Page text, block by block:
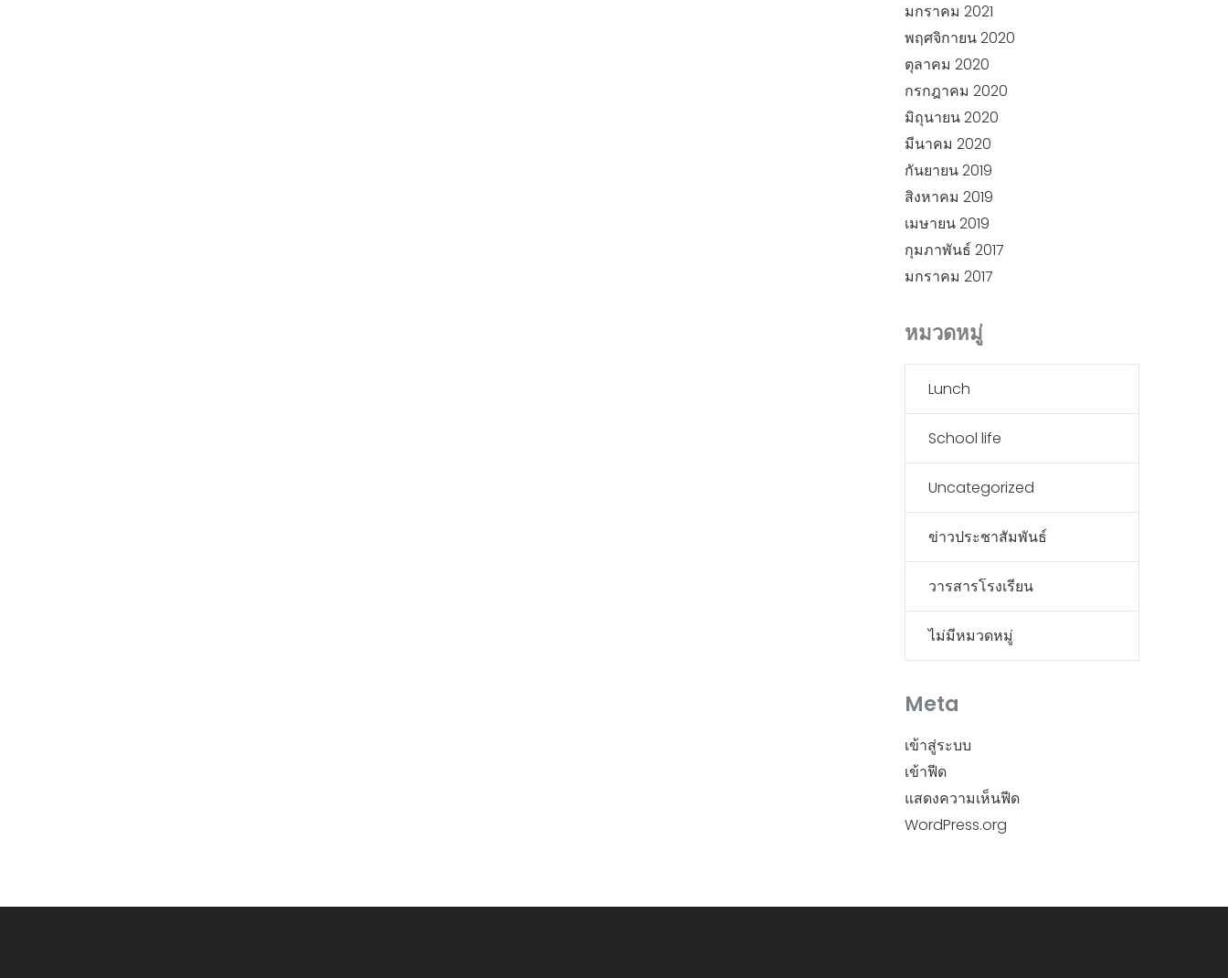
มกราคม 2021
พฤศจิกายน 2020
ตุลาคม 2020
กรกฎาคม 2020
มิถุนายน 2020
มีนาคม 2020
กันยายน 2019
สิงหาคม 2019
เมษายน 2019
กุมภาพันธ์ 2017
มกราคม 2017
หมวดหมู่
Lunch
School life
Uncategorized
ข่าวประชาสัมพันธ์
วารสารโรงเรียน
ไม่มีหมวดหมู่
Meta
เข้าสู่ระบบ
เข้าฟีด
แสดงความเห็นฟีด
WordPress.org